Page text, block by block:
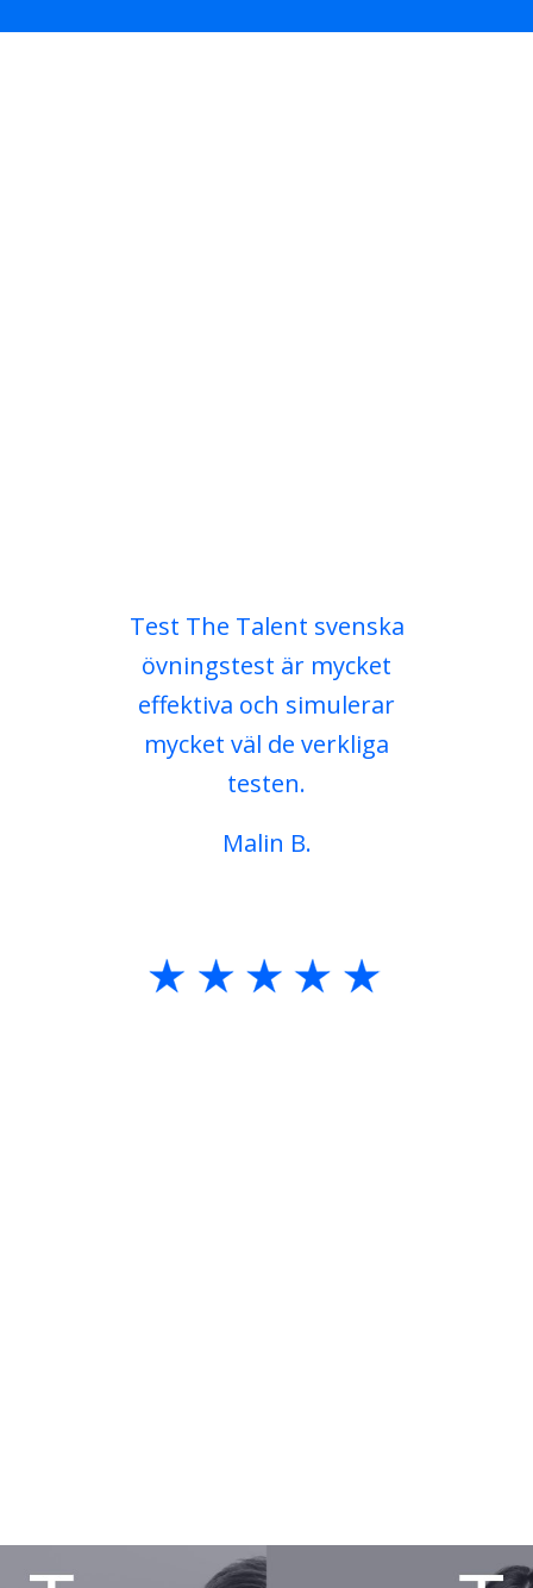
Test The Talent svenska
övningstest är mycket
effektiva och simulerar
mycket väl de verkliga
testen.
Malin B.